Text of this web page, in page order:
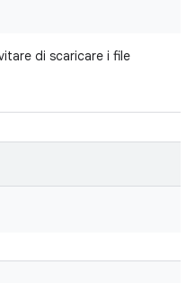
di scaricare i file